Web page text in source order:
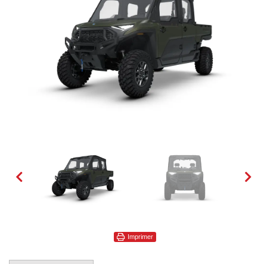
Imprimer